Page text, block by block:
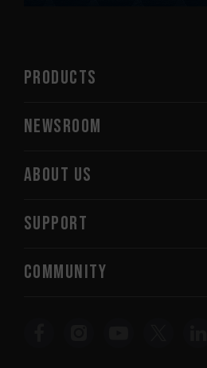
PRODUCTS
NEWSROOM
ABOUT US
SUPPORT
COMMUNITY